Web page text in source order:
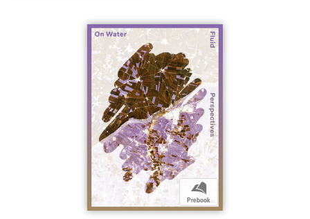
b
Prebook